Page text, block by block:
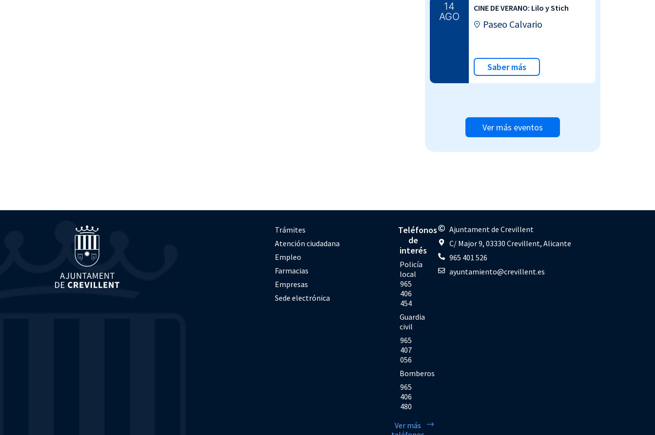
14
AGO
CINE DE VERANO: Lilo y Stich
Paseo Calvario
Saber más
Ver más eventos
Trámites
Atención ciudadana
Empleo
Farmacias
Empresas
Sede electrónica
Teléfonos
de
interés
Policía
local
965
406
454
Guardia
civil
965
407
056
Bomberos
965
406
480
Ver más
Ajuntament de Crevillent
C/ Major 9, 03330 Crevillent, Alicante
965 401 526
ayuntamiento@crevillent.es